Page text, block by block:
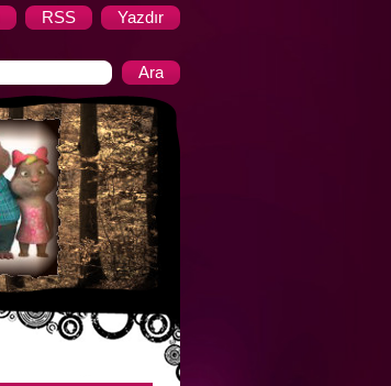
RSS Yazdır